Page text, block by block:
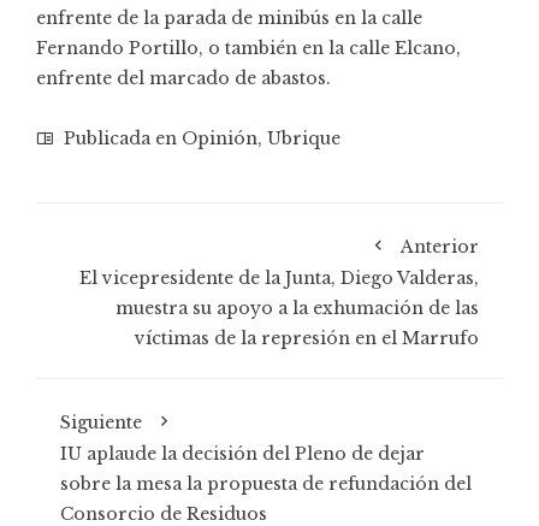
enfrente de la parada de minibús en la calle
Fernando Portillo, o también en la calle Elcano,
enfrente del marcado de abastos.
Publicada en Opinión, Ubrique
Anterior
El vicepresidente de la Junta, Diego Valderas,
muestra su apoyo a la exhumación de las
víctimas de la represión en el Marrufo
Siguiente
IU aplaude la decisión del Pleno de dejar
sobre la mesa la propuesta de refundación del
Consorcio de Residuos